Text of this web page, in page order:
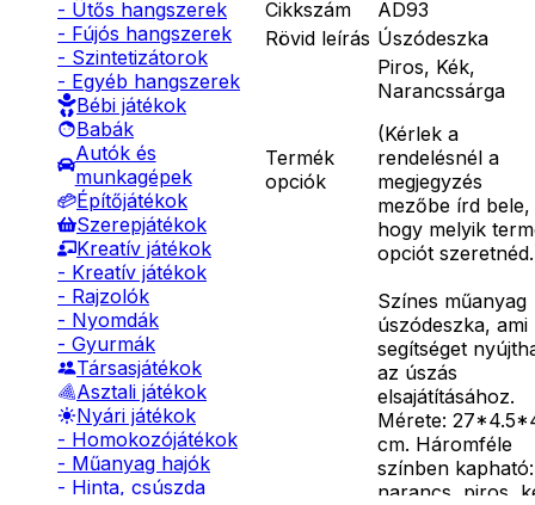
- Ütős hangszerek
- Fújós hangszerek
- Szintetizátorok
- Egyéb hangszerek
Bébi játékok
Babák
Autók és
munkagépek
Építőjátékok
Szerepjátékok
Kreatív játékok
- Kreatív játékok
- Rajzolók
- Nyomdák
- Gyurmák
Társasjátékok
Asztali játékok
Nyári játékok
- Homokozójátékok
- Műanyag hajók
- Hinta, csúszda
Cikkszám
AD93
Rövid leírás Úszódeszka
Termék
opciók
Piros, Kék,
Narancssárga
(Kérlek a
rendelésnél a
megjegyzés
mezőbe írd bele,
hogy melyik
opciót szeretnéd.
Színes műanyag
úszódeszka, ami
segítséget
az úszás
elsajátításához.
Mérete:
cm. Háromféle
színben kapható:
narancs, piros,